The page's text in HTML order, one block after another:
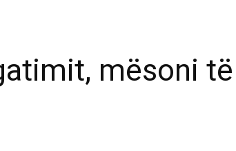
mësoni të